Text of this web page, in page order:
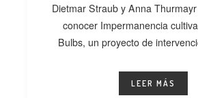
Dietmar Straub y Anna
conocer Impermanencia
Bulbs, un proyecto de
LEER MÁS